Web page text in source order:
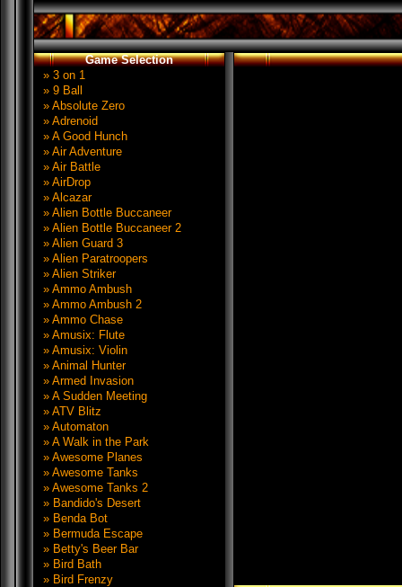
Game Selection
» 3 on 1
» 9 Ball
» Absolute Zero
» Adrenoid
» A Good Hunch
» Air Adventure
» Air Battle
» AirDrop
» Alcazar
» Alien Bottle Buccaneer
» Alien Bottle Buccaneer 2
» Alien Guard 3
» Alien Paratroopers
» Alien Striker
» Ammo Ambush
» Ammo Ambush 2
» Ammo Chase
» Amusix: Flute
» Amusix: Violin
» Animal Hunter
» Armed Invasion
» A Sudden Meeting
» ATV Blitz
» Automaton
» A Walk in the Park
» Awesome Planes
» Awesome Tanks
» Awesome Tanks 2
» Bandido's Desert
» Benda Bot
» Bermuda Escape
» Betty's Beer Bar
» Bird Bath
» Bird Frenzy